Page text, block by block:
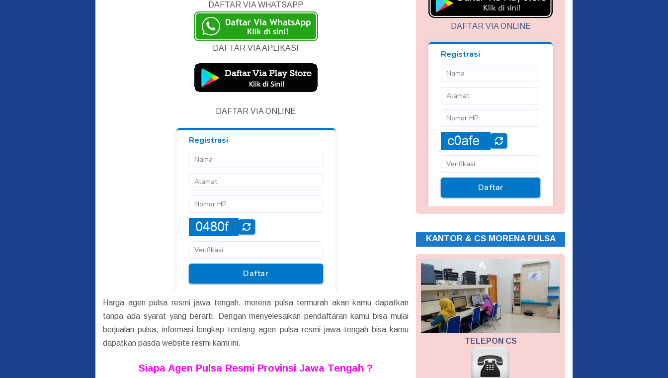
DAFTAR VIA WHATSAPP
DAFTAR VIA APLIKASI
DAFTAR VIA ONLINE
Harga agen pulsa resmi jawa tengah, morena pulsa termurah akan kamu dapatkan
tanpa ada syarat yang berarti. Dengan menyelesaikan pendaftaran kamu bisa mulai
berjualan pulsa, informasi lengkap tentang agen pulsa resmi jawa tengah bisa kamu
dapatkan pasda website resmi kami ini.
Siapa Agen Pulsa Resmi Provinsi Jawa Tengah ?
DAFTAR VIA ONLINE
KANTOR & CS MORENA PULSA
TELEPON CS